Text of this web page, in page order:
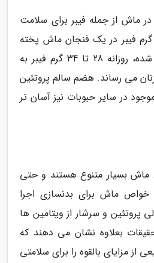
ماش از جمله فیبر برای سلامت
روده مفید هستند. 15.4 گرم فیبر در یک فنجان ماش پخته
شده و به اندازه توصیه شده، روزانه 28 تا 34 گرم فیبر به
28 گرم به زنان می رساند. هضم سالم پروتئین
در سایر حبوبات نیز آسان تر
ماش بسیار متنوع هستند و حتی
خواص ماش برای بدنسازی اجرا
و سرشار از ویتامین ها
بعلاوه نشان می دهند که
مزایای بالقوه را برای سلامتی